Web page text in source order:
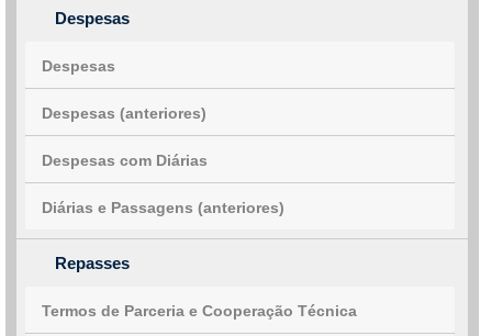
Despesas
Despesas
Despesas (anteriores)
Despesas com Diárias
Diárias e Passagens (anteriores)
Repasses
Termos de Parceria e Cooperação Técnica